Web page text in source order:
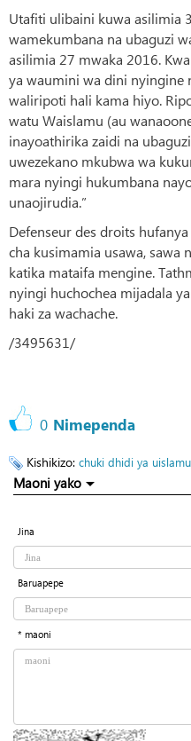
Utafiti ulibaini kuwa asilimia
wamekumbana na ubaguzi
asilimia 27 mwaka 2016.
ya waumini wa dini nyingine
waliripoti hali kama hiyo.
watu Waislamu (au
inayoathirika zaidi na
uwezekano mkubwa wa
mara nyingi hukumbana
unaojirudia.”
Defenseur des droits
cha kusimamia usawa, sawa
katika mataifa mengine.
nyingi huchochea mijadala
haki za wachache.
/3495631/
0 Nimependa
Kishikizo: chuki dhidi ya uislamu
Maoni yako
Jina
Baruapepe
* maoni